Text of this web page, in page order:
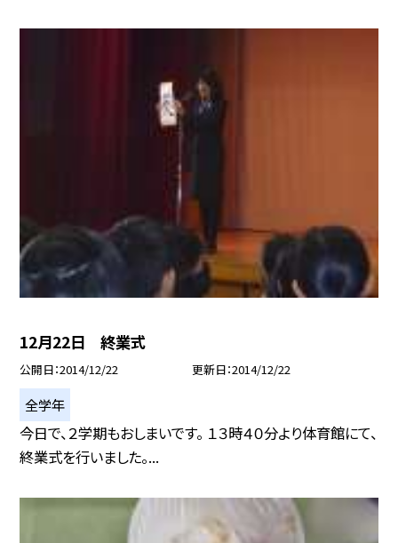
12月22日 終業式
公開日 2014/12/22 更新日 2014/12/22
全学年
今日で、２学期もおしまいです。 １３時４０分より体育館にて、
終業式を行いました。...